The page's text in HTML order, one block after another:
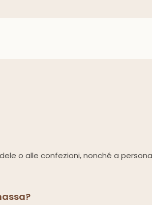
o alle confezioni, nonché a